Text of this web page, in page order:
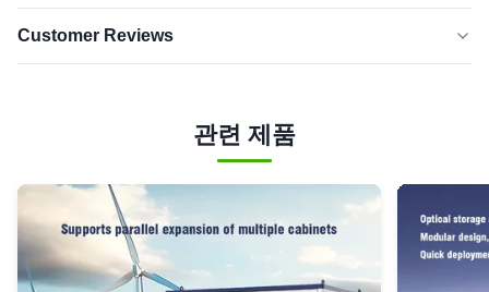
Customer Reviews
5 star
100%
0
2 star
1 star
0
관련 제품